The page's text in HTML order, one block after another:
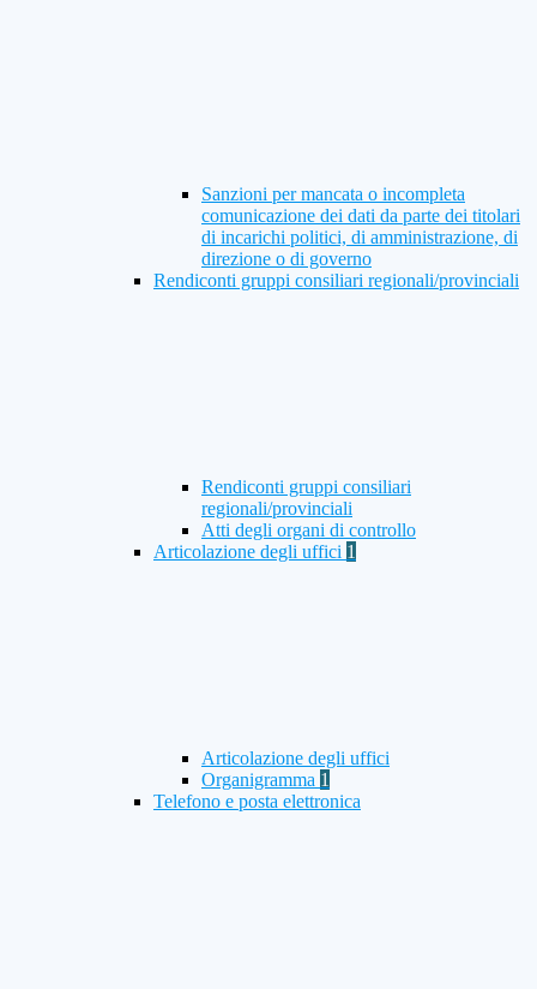
Sanzioni per mancata o incompleta
comunicazione dei dati da parte dei titolari
di incarichi politici, di amministrazione, di
direzione o di governo
Rendiconti gruppi consiliari regionali/provinciali
Rendiconti gruppi consiliari
regionali/provinciali
Atti degli organi di controllo
Articolazione degli uffici 1
Articolazione degli uffici
Organigramma 1
Telefono e posta elettronica